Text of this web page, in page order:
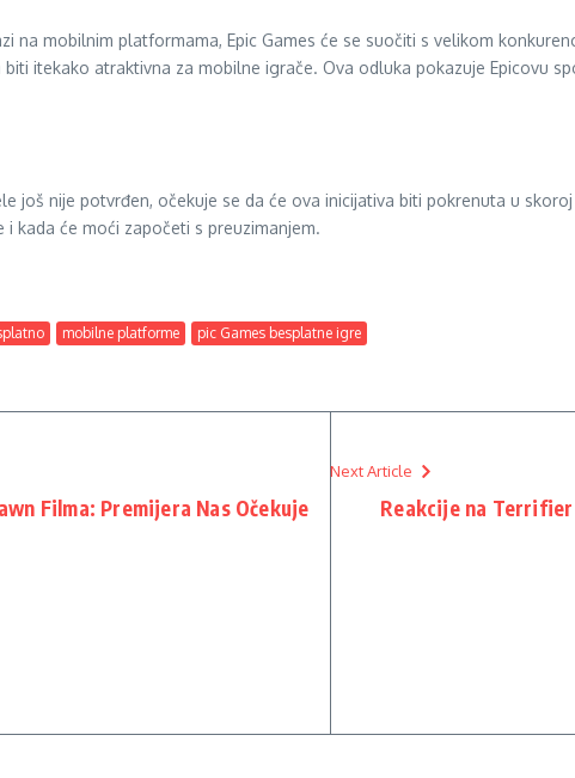
na mobilnim platformama, Epic Games će se suočiti s velikom
itekako atraktivna za mobilne igrače. Ova odluka pokazuje Epicovu
još nije potvrđen, očekuje se da će ova inicijativa biti pokrenuta u
kada će moći započeti s preuzimanjem.
mobilne platforme pic Games besplatne igre
Filma: Premijera Nas Očekuje
Next Article
Reakcije na